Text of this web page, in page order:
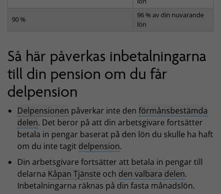
90 % 96 % av din nuvarande
lön
Så här påverkas inbetalningarna
till din pension om du får
delpension
Delpensionen påverkar inte den förmånsbestämda
delen. Det beror på att din arbetsgivare fortsätter
betala in pengar baserat på den lön du skulle ha haft
om du inte tagit delpension.
Din arbetsgivare fortsätter att betala in pengar till
delarna Kåpan Tjänste och den valbara delen.
Inbetalningarna räknas på din fasta månadslön.